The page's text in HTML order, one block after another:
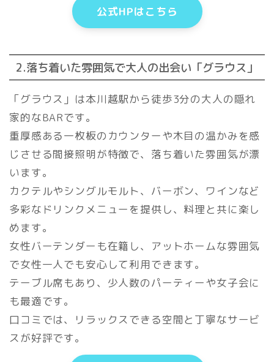
公式HPはこちら
2.落ち着いた雰囲気で大人の出会い「グラウス」
「グラウス」は本川越駅から徒歩3分の大人の隠れ
家的なBARです。
重厚感ある一枚板のカウンターや木目の温かみを感
じさせる間接照明が特徴で、落ち着いた雰囲気が漂
います。
カクテルやシングルモルト、バーボン、ワインなど
多彩なドリンクメニューを提供し、料理と共に楽し
めます。
女性バーテンダーも在籍し、アットホームな雰囲気
で女性一人でも安心して利用できます。
テーブル席もあり、少人数のパーティーや女子会に
も最適です。
口コミでは、リラックスできる空間と丁寧なサービ
スが好評です。